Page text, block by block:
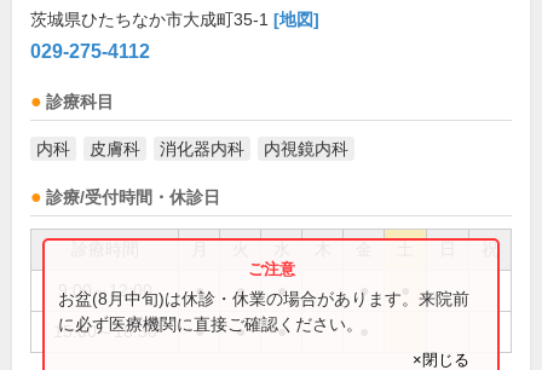
茨城県ひたちなか市大成町35-1 [地図]
029-275-4112
診療科目
内科 皮膚科 消化器内科 内視鏡内科
診療/受付時間・休診日
祝
9:00～12:00 ● ● ● ●
15:00～18:30 ● ● ●
お盆(8月中旬)は休診・休業の場合があります。来院前
に必ず医療機関に直接ご確認ください。
×閉じる